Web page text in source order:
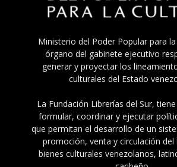
Ministerio del Poder Popular para
órgano del gabinete ejecutivo
generar y proyectar los
culturales del Estado
La Fundación Librerías del Sur,
formular, coordinar y ejecutar
que permitan el desarrollo de un
promoción, venta y circulación
bienes culturales venezolanos,